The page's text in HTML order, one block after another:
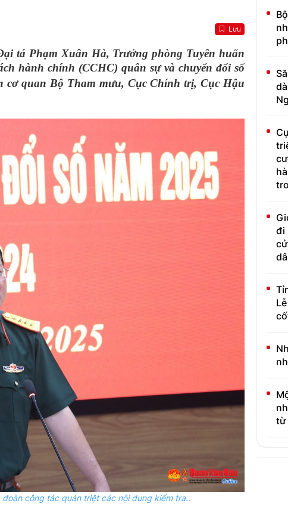
Lưu
tá Phạm Xuân Hà, Trưởng phòng Tuyên huấn
hành chính (CCHC) quân sự và chuyển đổi số
cơ quan Bộ Tham mưu, Cục Chính trị, Cục Hậu
công tác quán triệt các nội dung kiểm tra..
đi
từ